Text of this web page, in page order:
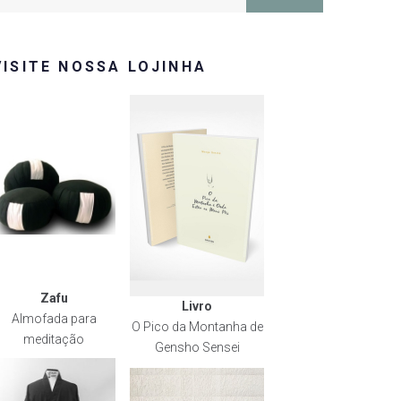
NOSSA LOJINHA
Zafu
Almofada para
meditação
Livro
O Pico da Montanha de
Gensho Sensei